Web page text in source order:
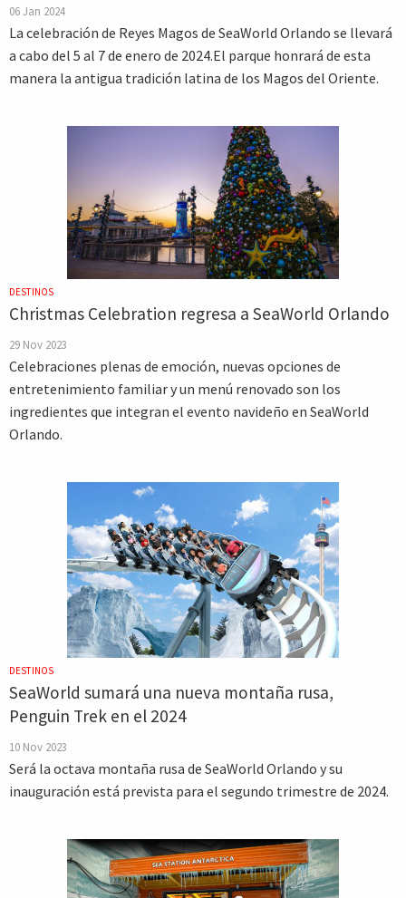
06 Jan 2024
La celebración de Reyes Magos de SeaWorld Orlando se llevará
a cabo del 5 al 7 de enero de 2024.El parque honrará de esta
manera la antigua tradición latina de los Magos del Oriente.
DESTINOS
Christmas Celebration regresa a SeaWorld Orlando
29 Nov 2023
Celebraciones plenas de emoción, nuevas opciones de
entretenimiento familiar y un menú renovado son los
ingredientes que integran el evento navideño en SeaWorld
Orlando.
DESTINOS
SeaWorld sumará una nueva montaña rusa,
Penguin Trek en el 2024
10 Nov 2023
Será la octava montaña rusa de SeaWorld Orlando y su
inauguración está prevista para el segundo trimestre de 2024.